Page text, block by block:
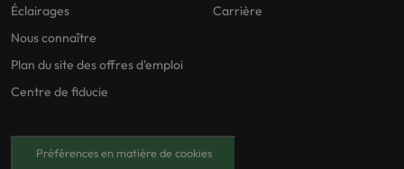
Éclairages
Nous connaître
Plan du site des offres d'emploi
Centre de fiducie
Carrière
Préférences en matière de cookies